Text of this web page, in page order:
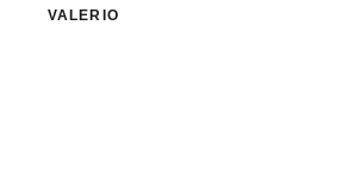
VALERIO